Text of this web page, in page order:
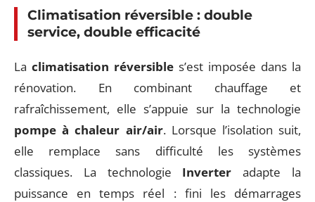
Climatisation réversible : double
service, double efficacité
La climatisation réversible s’est imposée dans la
rénovation. En combinant chauffage et
rafraîchissement, elle s’appuie sur la technologie
pompe à chaleur air/air. Lorsque l’isolation suit,
elle remplace sans difficulté les systèmes
classiques. La technologie Inverter adapte la
puissance en temps réel : fini les démarrages